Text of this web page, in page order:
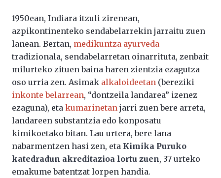
1950ean, Indiara itzuli zirenean,
azpikontinenteko sendabelarrekin jarraitu zuen
lanean. Bertan, medikuntza ayurveda
tradizionala, sendabelarretan oinarrituta, zenbait
milurteko zituen baina haren zientzia ezagutza
oso urria zen. Asimak alkaloideetan (bereziki
inkonte belarrean, “dontzeila landarea” izenez
ezaguna), eta kumarinetan jarri zuen bere arreta,
landareen substantzia edo konposatu
kimikoetako bitan. Lau urtera, bere lana
nabarmentzen hasi zen, eta Kimika Puruko
katedradun akreditazioa lortu zuen, 37 urteko
emakume batentzat lorpen handia.